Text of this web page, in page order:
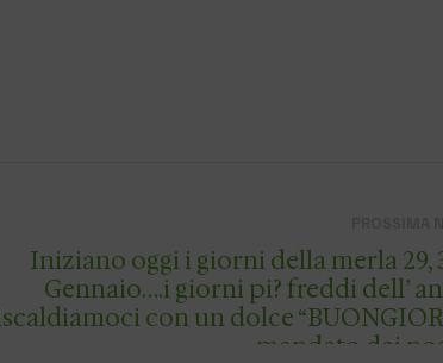
Iniziano oggi i giorni della merla 29,
Gennaio….i giorni pi? freddi dell’
con un dolce
mandato dai